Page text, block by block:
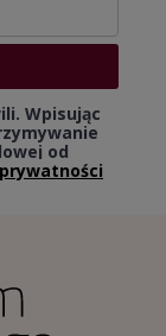
Wpisując
od